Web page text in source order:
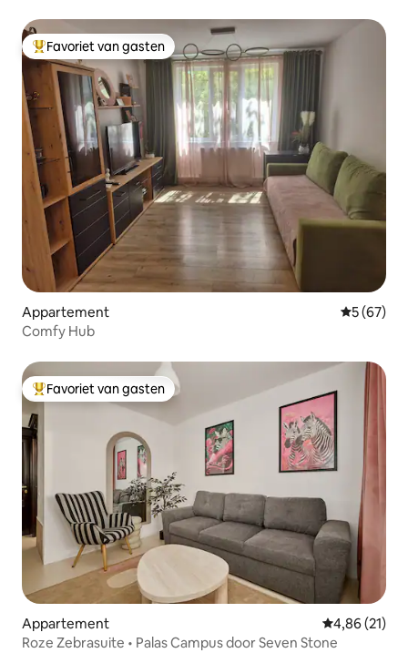
Topfavoriet van gasten
Favoriet van gasten
Appartement
5 (67)
Comfy Hub
Topfavoriet van gasten
Favoriet van gasten
Appartement Gemiddelde
4,86 (21)
Roze Zebrasuite • Palas Campus door Seven Stone